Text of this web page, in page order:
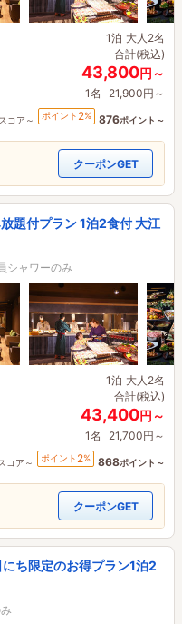
1泊 大人2名
合計(税込)
43,800円～
1名 21,900円～
コア～ ポイント 2% 876ポイント～
クーポンGET
題付プラン 1泊2食付 大江
シャワーのみ
1泊 大人2名
合計(税込)
43,400円～
1名 21,700円～
コア～ ポイント 2% 868ポイント～
クーポンGET
にち限定のお得プラン1泊2